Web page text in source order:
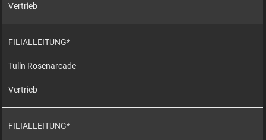
Vertrieb
FILIALLEITUNG*
Tulln Rosenarcade
Vertrieb
FILIALLEITUNG*